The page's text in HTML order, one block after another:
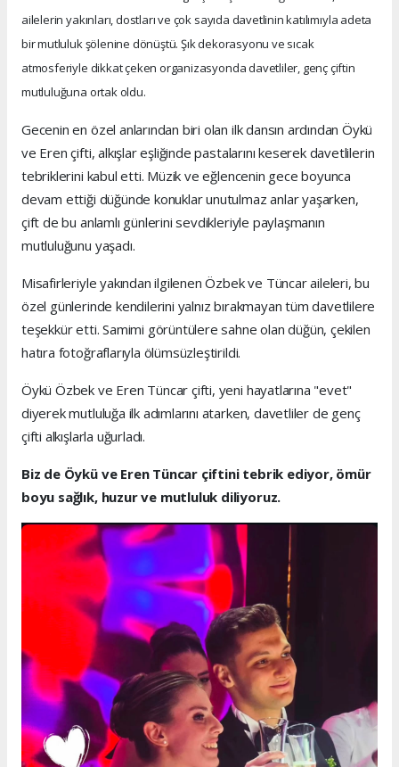
ailelerin yakınları, dostları ve çok sayıda davetlinin katılımıyla adeta
bir mutluluk şölenine dönüştü. Şık dekorasyonu ve sıcak
atmosferiyle dikkat çeken organizasyonda davetliler, genç çiftin
mutluluğuna ortak oldu.
Gecenin en özel anlarından biri olan ilk dansın ardından Öykü
ve Eren çifti, alkışlar eşliğinde pastalarını keserek davetlilerin
tebriklerini kabul etti. Müzik ve eğlencenin gece boyunca
devam ettiği düğünde konuklar unutulmaz anlar yaşarken,
çift de bu anlamlı günlerini sevdikleriyle paylaşmanın
mutluluğunu yaşadı.
Misafirleriyle yakından ilgilenen Özbek ve Tüncar aileleri, bu
özel günlerinde kendilerini yalnız bırakmayan tüm davetlilere
teşekkür etti. Samimi görüntülere sahne olan düğün, çekilen
hatıra fotoğraflarıyla ölümsüzleştirildi.
Öykü Özbek ve Eren Tüncar çifti, yeni hayatlarına "evet"
diyerek mutluluğa ilk adımlarını atarken, davetliler de genç
çifti alkışlarla uğurladı.
Biz de Öykü ve Eren Tüncar çiftini tebrik ediyor, ömür
boyu sağlık, huzur ve mutluluk diliyoruz.